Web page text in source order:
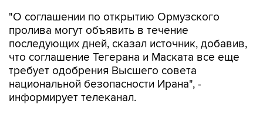
"О соглашении по открытию Ормузского
пролива могут объявить в течение
последующих дней, сказал источник, добавив,
что соглашение Тегерана и Маската все еще
требует одобрения Высшего совета
национальной безопасности Ирана", -
информирует телеканал.